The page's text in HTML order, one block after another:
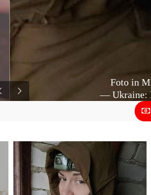
Foto in
— Ukraine: